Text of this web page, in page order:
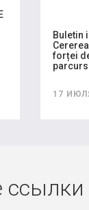
Buletin
forței
17
ссылки